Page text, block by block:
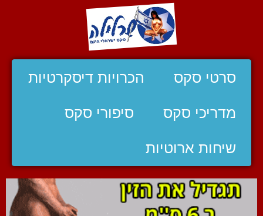
סרטי סקס הכרויות דיסקרטיות
מדריכי סקס סיפורי סקס
שיחות ארוטיות